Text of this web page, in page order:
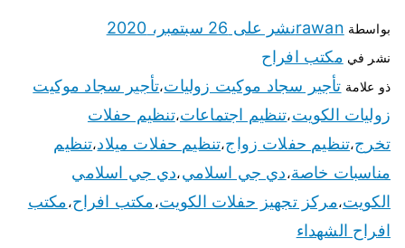
بواسطة rawanنشر على 26 سبتمبر، 2020
نشر في مكتب افراح
ذو علامة تأجير سجاد موكيت زوليات،تأجير سجاد موكيت
زوليات الكويت،تنظيم اجتماعات،تنظيم حفلات
تخرج،تنظيم حفلات زواج،تنظيم حفلات ميلاد،تنظيم
مناسبات خاصة،دي جي اسلامي،دي جي اسلامي
الكويت،مركز تجهيز حفلات الكويت،مكتب افراح،مكتب
افراح الشهداء